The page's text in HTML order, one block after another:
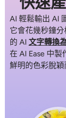
視頻增強器
影片浮水印去
AI 輕鬆輸出 AI
它會花幾秒鐘
的 AI 文字轉換
在 AI Ease 中
鮮明的色彩脫穎